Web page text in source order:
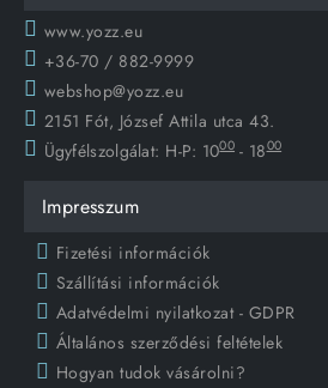
www.yozz.eu
+36-70 / 882-9999
webshop@yozz.eu
2151 Fót, József Attila utca 43.
Ügyfélszolgálat: H-P: 1000 - 1800
Impresszum
Fizetési információk
Szállítási információk
Adatvédelmi nyilatkozat - GDPR
Általános szerződési feltételek
Hogyan tudok vásárolni?